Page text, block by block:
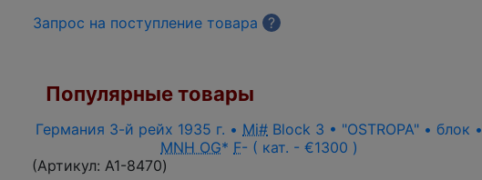
Запрос на поступление товара ?
Популярные товары
Германия 3-й рейх 1935 г. • Mi# Block 3 • "OSTROPA" • блок •
MNH OG* F- ( кат. - €1300 )
(Артикул: A1-8470)